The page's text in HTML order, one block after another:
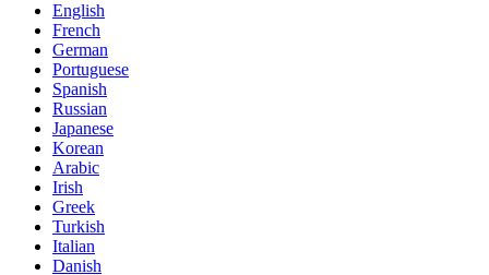
English
French
German
Portuguese
Spanish
Russian
Japanese
Korean
Arabic
Irish
Greek
Turkish
Italian
Danish